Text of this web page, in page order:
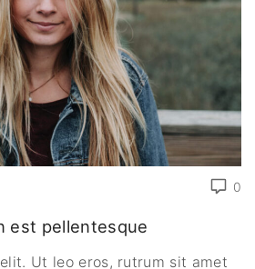
0
est pellentesque
Ut leo eros, rutrum sit amet